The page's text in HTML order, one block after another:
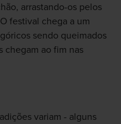
arrastando-os pelos
festival chega a um
sendo queimados
chegam ao fim nas
variam - alguns